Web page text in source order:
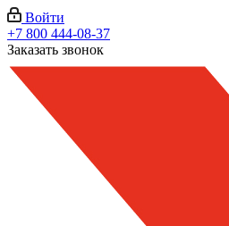
Войти
+7 800 444-08-37
Заказать звонок